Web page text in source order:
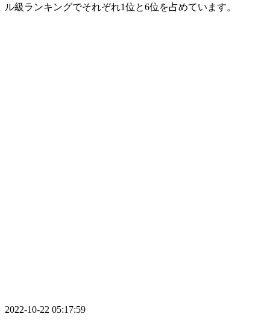
ル級ランキングでそれぞれ1位と6位を占めています。
2022-10-22 05:17:59